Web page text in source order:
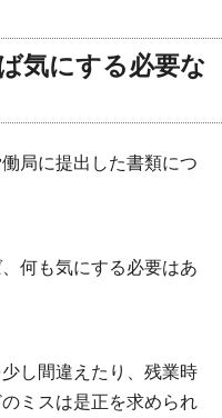
気にする必要な
局に提出した書類につ
何も気にする必要はあ
し間違えたり、残業時
ミスは是正を求められ